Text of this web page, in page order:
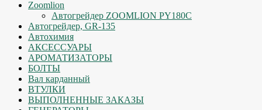
Zoomlion
Автогрейдер ZOOMLION PY180C
Автогрейдер, GR-135
Автохимия
АКСЕССУАРЫ
АРОМАТИЗАТОРЫ
БОЛТЫ
Вал карданный
ВТУЛКИ
ВЫПОЛНЕННЫЕ ЗАКАЗЫ